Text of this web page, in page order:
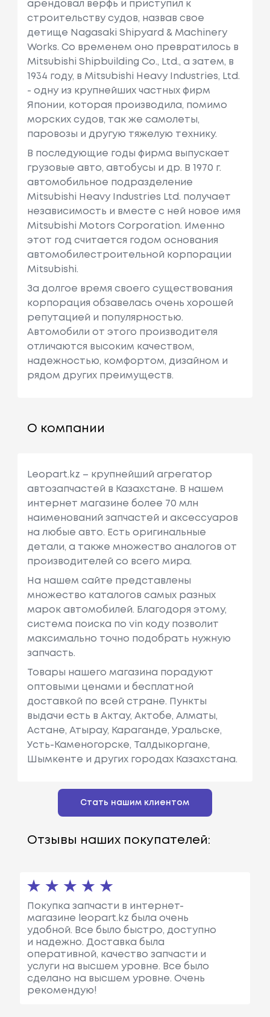
арендовал верфь и приступил к
строительству судов, назвав свое
детище Nagasaki Shipyard & Machinery
Works. Со временем оно превратилось в
Mitsubishi Shipbuilding Co., Ltd., а затем, в
1934 году, в Mitsubishi Heavy Industries, Ltd.
- одну из крупнейших частных фирм
Японии, которая производила, помимо
морских судов, так же самолеты,
паровозы и другую тяжелую технику.
В последующие годы фирма выпускает
грузовые авто, автобусы и др. В 1970 г.
автомобильное подразделение
Mitsubishi Heavy Industries Ltd. получает
независимость и вместе с ней новое имя
Mitsubishi Motors Corporation. Именно
этот год считается годом основания
автомобилестроительной корпорации
Mitsubishi.
За долгое время своего существования
корпорация обзавелась очень хорошей
репутацией и популярностью.
Автомобили от этого производителя
отличаются высоким качеством,
надежностью, комфортом, дизайном и
рядом других преимуществ.
О компании
Leopart.kz – крупнейший агрегатор
автозапчастей в Казахстане. В нашем
интернет магазине более 70 млн
наименований запчастей и аксессуаров
на любые авто. Есть оригинальные
детали, а также множество аналогов от
производителей со всего мира.
На нашем сайте представлены
множество каталогов самых разных
марок автомобилей. Благодоря этому,
система поиска по vin коду позволит
максимально точно подобрать нужную
запчасть.
Товары нашего магазина порадуют
оптовыми ценами и бесплатной
доставкой по всей стране. Пункты
выдачи есть в Актау, Актобе, Алматы,
Астане, Атырау, Караганде, Уральске,
Усть-Каменогорске, Талдыкоргане,
Шымкенте и других городах Казахстана.
Стать нашим клиентом
Отзывы наших покупателей:
Покупка запчасти в интернет-
магазине leopart.kz была очень
удобной. Все было быстро, доступно
и надежно. Доставка была
оперативной, качество запчасти и
услуги на высшем уровне. Все было
сделано на высшем уровне. Очень
рекомендую!